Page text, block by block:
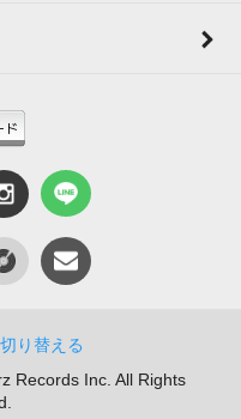
り替える
Records Inc. All Rights